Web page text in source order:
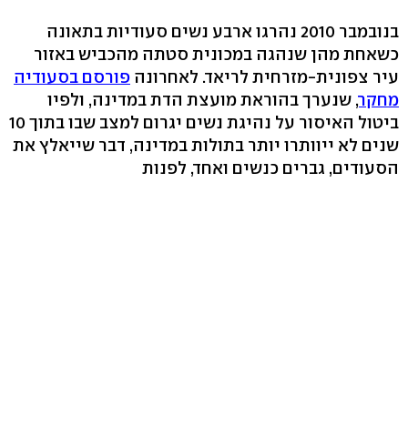
בנובמבר 2010 נהרגו ארבע נשים סעודיות בתאונה
כשאחת מהן שנהגה במכונית סטתה מהכביש באזור
עיר צפונית-מזרחית לריאד. לאחרונה פורסם בסעודיה
מחקר, שנערך בהוראת מועצת הדת במדינה, ולפיו
ביטול האיסור על נהיגת נשים יגרום למצב שבו בתוך 10
שנים לא ייוותרו יותר בתולות במדינה, דבר שייאלץ את
הסעודים, גברים כנשים ואחד, לפנות